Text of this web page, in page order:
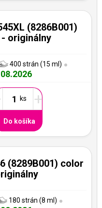
(8286B001)
originálny
400 strán (15 ml)
+
Do košíka
(8289B001) color
180 strán (8 ml)